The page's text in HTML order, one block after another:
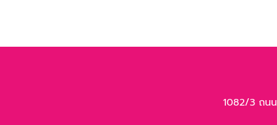
1082/3 ถน